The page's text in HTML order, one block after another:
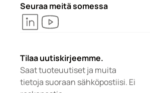
Seuraa meitä somessa
Tilaa uutiskirjeemme.
Saat tuoteuutiset ja muita
tietoja suoraan sähköpostiisi. Ei